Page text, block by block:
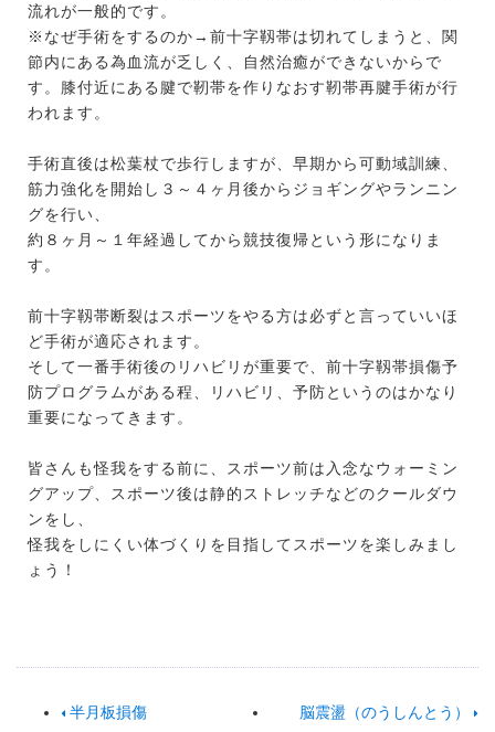
流れが一般的です。
※なぜ手術をするのか→前十字靱帯は切れてしまうと、関
節内にある為血流が乏しく、自然治癒ができないからで
す。膝付近にある腱で靭帯を作りなおす靭帯再腱手術が行
われます。
手術直後は松葉杖で歩行しますが、早期から可動域訓練、
筋力強化を開始し３～４ヶ月後からジョギングやランニン
グを行い、
約８ヶ月～１年経過してから競技復帰という形になりま
す。
前十字靱帯断裂はスポーツをやる方は必ずと言っていいほ
ど手術が適応されます。
そして一番手術後のリハビリが重要で、前十字靱帯損傷予
防プログラムがある程、リハビリ、予防というのはかなり
重要になってきます。
皆さんも怪我をする前に、スポーツ前は入念なウォーミン
グアップ、スポーツ後は静的ストレッチなどのクールダウ
ンをし、
怪我をしにくい体づくりを目指してスポーツを楽しみまし
ょう！
半月板損傷 脳震盪（のうしんとう）